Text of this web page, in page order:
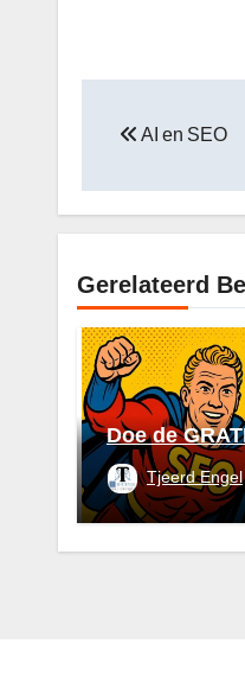
navigatie
AI en SEO
Gerelateerd
Doe de
Tjeerd Engel